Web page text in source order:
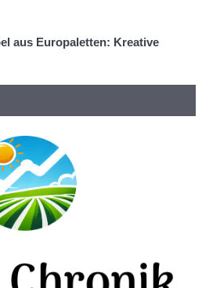
aus Europaletten: Kreative